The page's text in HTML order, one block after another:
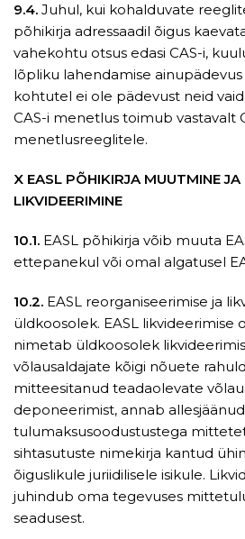
9.4. Juhul, kui kohalduvate
põhikirja adressaadil õigus
vahekohtu otsus edasi CAS-i,
lõpliku lahendamise ainupädevus
kohtutel ei ole pädevust neid
CAS-i menetlus toimub vastavalt
menetlusreeglitele.
X EASL PÕHIKIRJA MUUTMINE
LIKVIDEERIMINE
10.1. EASL põhikirja võib muuta
ettepanekul või omal algatusel
10.2. EASL reorganiseerimise ja
üldkoosolek. EASL likvideerimise
nimetab üldkoosolek
võlausaldajate kõigi nõuete
mitteesitanud teadaolevate
deponeerimist, annab
tulumaksusoodustustega
sihtasutuste nimekirja kantud
õiguslikule juriidilisele isikule.
juhindub oma tegevuses
seadusest.